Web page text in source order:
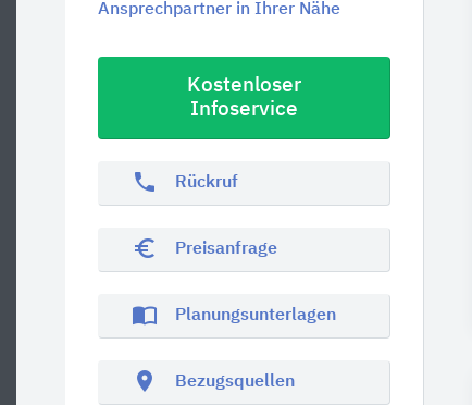
Ansprechpartner in Ihrer Nähe
Kostenloser
Infoservice
phone Rückruf
euro_symbol Preisanfrage
import_contacts Planungsunterlagen
location_on Bezugsquellen